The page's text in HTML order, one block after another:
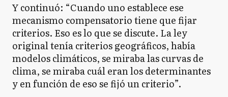
Y continuó: “Cuando uno establece ese
mecanismo compensatorio tiene que fijar
criterios. Eso es lo que se discute. La ley
original tenía criterios geográficos, había
modelos climáticos, se miraba las curvas de
clima, se miraba cuál eran los determinantes
y en función de eso se fijó un criterio”.